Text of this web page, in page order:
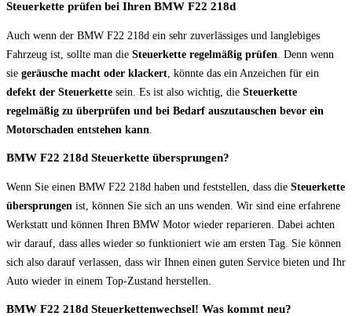
Steuerkette prüfen bei Ihren BMW F22 218d
Auch wenn der BMW F22 218d ein sehr zuverlässiges und langlebiges
Fahrzeug ist, sollte man die Steuerkette regelmäßig prüfen . Denn wenn
sie geräusche macht oder klackert , könnte das ein Anzeichen für ein
defekt der Steuerkette sein. Es ist also wichtig, die Steuerkette
regelmäßig zu überprüfen und bei Bedarf auszutauschen bevor ein
Motorschaden entstehen kann
BMW F22 218d Steuerkette übersprungen?
Wenn Sie einen BMW F22 218d haben und feststellen, dass die Steuerkette
übersprungen ist, können Sie sich an uns wenden. Wir sind eine erfahrene
Werkstatt und können Ihren BMW Motor wieder reparieren. Dabei achten
wir darauf, dass alles wieder so funktioniert wie am ersten Tag. Sie können
sich also darauf verlassen, dass wir Ihnen einen guten Service bieten und Ihr
Auto wieder in einem Top-Zustand herstellen.
BMW F22 218d Steuerkettenwechsel! Was kommt neu?